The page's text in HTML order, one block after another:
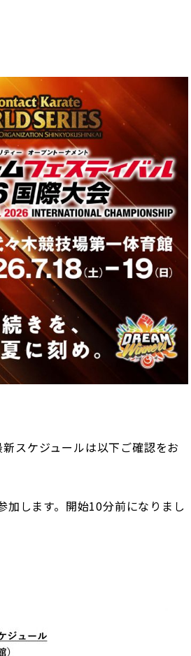
スケジュールは以下ご確認をお
します。開始10分前になりまし